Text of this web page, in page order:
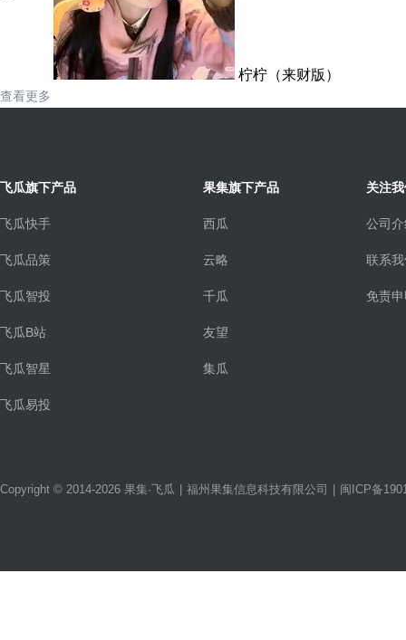
柠柠（来财版）
查看更多
飞瓜旗下产品
飞瓜快手
飞瓜品策
飞瓜智投
飞瓜B站
飞瓜智星
飞瓜易投
果集旗下产品
西瓜
云略
千瓜
友望
集瓜
关注
公司
联系
免责
Copyright © 2014-2026 果集·飞瓜 福州果集信息科技有限公司 闽ICP备